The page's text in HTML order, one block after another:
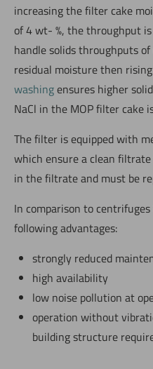
increasing the filter cake
of 4 wt- %, the throughput
handle solids throughputs
residual moisture then
washingensures higher
NaCl in the MOP filter cake
The filter is equipped with
which ensure a clean
in the filtrate and must be
In comparison to
following advantages:
strongly reduced
high availability
low noise pollution at
operation without
building structure